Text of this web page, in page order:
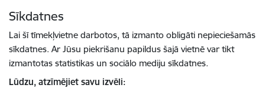
Sīkdatnes
Lai šī tīmekļvietne darbotos, tā izmanto obligāti nepieciešamās
sīkdatnes. Ar Jūsu piekrišanu papildus šajā vietnē var tikt
izmantotas statistikas un sociālo mediju sīkdatnes.
Lūdzu, atzīmējiet savu izvēli: